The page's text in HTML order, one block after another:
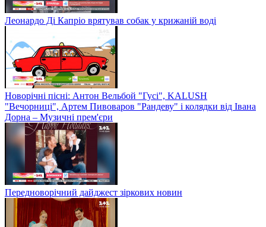
Леонардо Ді Капріо врятував собак у крижаній воді
Новорічні пісні: Антон Вельбой "Гусі", KALUSH
"Вечорниці", Артем Пивоваров "Рандеву" і колядки від Івана
Дорна – Музичні прем'єри
Передноворічний дайджест зіркових новин